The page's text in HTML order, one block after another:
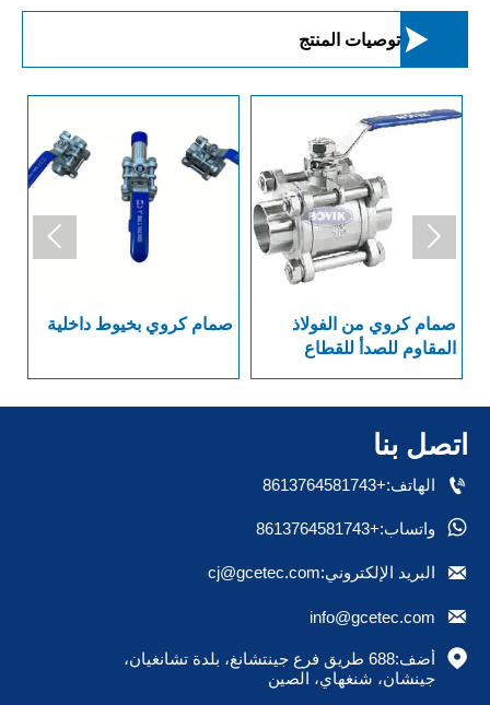
توصيات المنتج
صمام كروي بخيوط داخلية
صمام كروي من الفولاذ
المقاوم للصدأ للقطاع
 
اتصل بنا
 الهاتف:+8613764581743
 واتساب:+8613764581743
 البريد الإلكتروني:cj@gcetec.com

info@gcetec.com

أضف:688 طريق فرع جينتشانغ، بلدة تشانغيان،
جينشان، شنغهاي، الصين